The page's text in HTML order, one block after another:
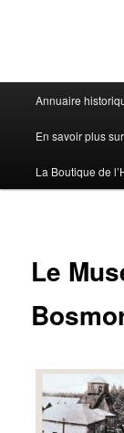
Menu
principal
Annuaire
En savoir plus
La Boutique de
Le